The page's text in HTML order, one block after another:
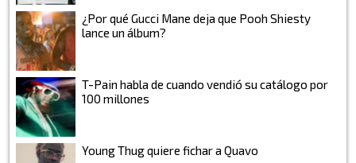
¿Por qué Gucci Mane deja que Pooh Shiesty
lance un álbum?
T-Pain habla de cuando vendió su catálogo por
100 millones
Young Thug quiere fichar a Quavo